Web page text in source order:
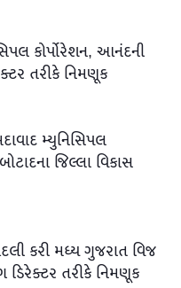
કોર્પોરેશન, આનંદની
તરીકે નિમણૂક
મ્યુનિસિપલ
જિલ્લા વિકાસ
કરી મધ્ય ગુજરાત વિજ
ડિરેક્ટર તરીકે નિમણૂક